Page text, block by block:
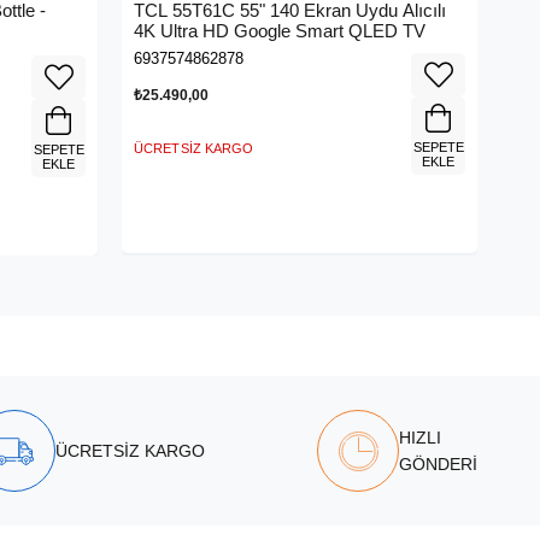
-
SEPETE
EKLE
TCL 55T61C 55" 140 Ekran Uydu Alıcılı
4K Ultra HD Google Smart QLED TV
6937574862878
₺25.490,00
ÜCRETSIZ KARGO
SEPETE
EKLE
ÜCRETSİZ KARGO
HIZLI
GÖNDERİ